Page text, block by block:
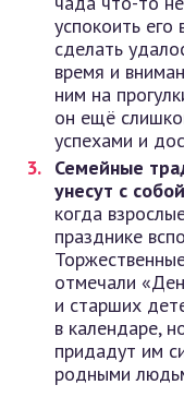
успокоить его
сделать
время и
ним на
он ещё
успехами и
Семейные
унесут с
когда
празднике
отмечали
и старших
в календаре,
придадут им
родными